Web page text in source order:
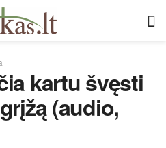
kartu švęsti
(audio,